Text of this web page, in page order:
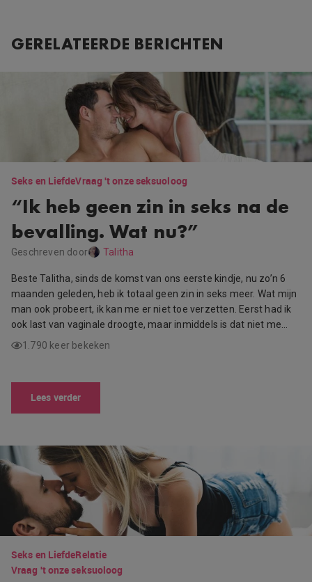
GERELATEERDE BERICHTEN
Seks en LiefdeVraag 't onze seksuoloog
“Ik heb geen zin in seks na de
bevalling. Wat nu?”
Geschreven door Talitha
Beste Talitha, sinds de komst van ons eerste kindje, nu zo’n 6
maanden geleden, heb ik totaal geen zin in seks meer. Wat mijn
man ook probeert, ik kan me er niet toe verzetten. Eerst had ik
ook last van vaginale droogte, maar inmiddels is dat niet me…
1.790 keer bekeken
Lees verder
Seks en LiefdeRelatie
Vraag 't onze seksuoloog